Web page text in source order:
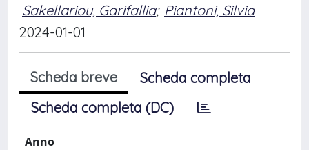
Sakellariou, Garifallia; Piantoni, Silvia
2024-01-01
Scheda breve
Scheda completa
Scheda completa (DC)
Anno